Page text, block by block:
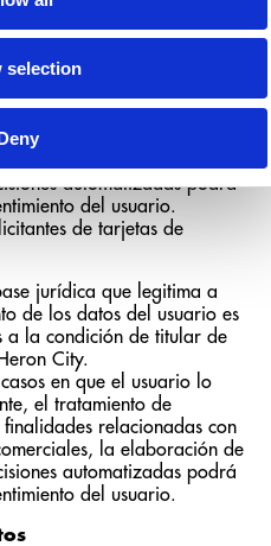
selection
de los datos del usuario es
en que el usuario lo
el tratamiento de
relacionadas con
la elaboración de
automatizadas podrá
del usuario.
de tarjetas de
jurídica que legitima a
de los datos del usuario es
a la condición de titular de
City.
en que el usuario lo
el tratamiento de
relacionadas con
la elaboración de
automatizadas podrá
del usuario.